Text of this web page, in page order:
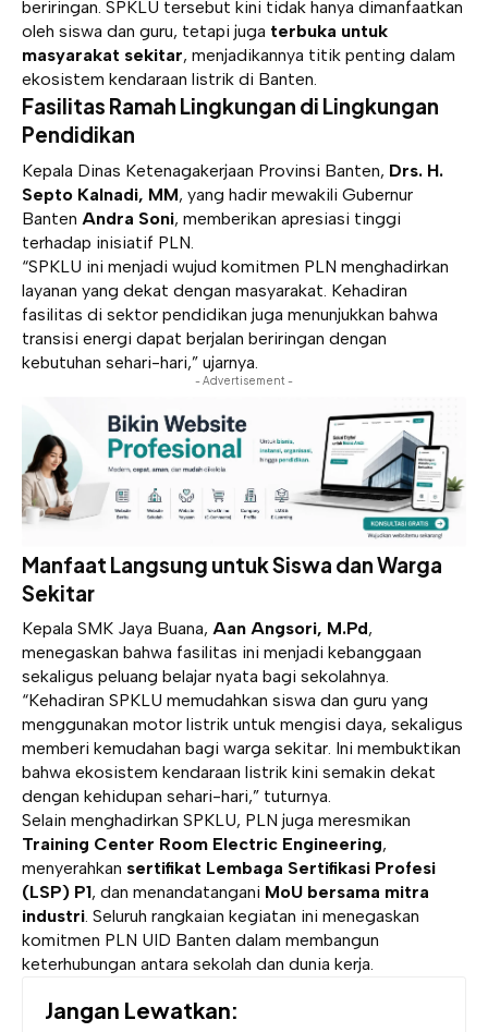
beriringan. SPKLU tersebut kini tidak hanya dimanfaatkan
oleh siswa dan guru, tetapi juga terbuka untuk
masyarakat sekitar, menjadikannya titik penting dalam
ekosistem kendaraan listrik di Banten.
Fasilitas Ramah Lingkungan di Lingkungan
Pendidikan
Kepala Dinas Ketenagakerjaan Provinsi Banten, Drs. H.
Septo Kalnadi, MM, yang hadir mewakili Gubernur
Banten Andra Soni, memberikan apresiasi tinggi
terhadap inisiatif PLN.
“SPKLU ini menjadi wujud komitmen PLN menghadirkan
layanan yang dekat dengan masyarakat. Kehadiran
fasilitas di sektor pendidikan juga menunjukkan bahwa
transisi energi dapat berjalan beriringan dengan
kebutuhan sehari-hari,” ujarnya.
- Advertisement -
Manfaat Langsung untuk Siswa dan Warga
Sekitar
Kepala SMK Jaya Buana, Aan Angsori, M.Pd,
menegaskan bahwa fasilitas ini menjadi kebanggaan
sekaligus peluang belajar nyata bagi sekolahnya.
“Kehadiran SPKLU memudahkan siswa dan guru yang
menggunakan motor listrik untuk mengisi daya, sekaligus
memberi kemudahan bagi warga sekitar. Ini membuktikan
bahwa ekosistem kendaraan listrik kini semakin dekat
dengan kehidupan sehari-hari,” tuturnya.
Selain menghadirkan SPKLU, PLN juga meresmikan
Training Center Room Electric Engineering,
menyerahkan sertifikat Lembaga Sertifikasi Profesi
(LSP) P1, dan menandatangani MoU bersama mitra
industri. Seluruh rangkaian kegiatan ini menegaskan
komitmen PLN UID Banten dalam membangun
keterhubungan antara sekolah dan dunia kerja.
Jangan Lewatkan: